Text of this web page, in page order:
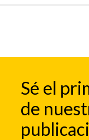
Sé el
de